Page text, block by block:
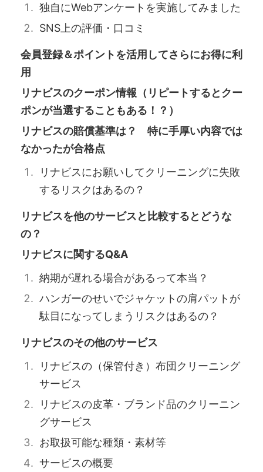
独自にWebアンケートを実施してみました
SNS上の評価・口コミ
会員登録＆ポイントを活用してさらにお得に利
用
リナビスのクーポン情報（リピートするとクー
ポンが当選することもある！？）
リナビスの賠償基準は？ 特に手厚い内容では
なかったが合格点
リナビスにお願いしてクリーニングに失敗
するリスクはあるの？
リナビスを他のサービスと比較するとどうな
の？
リナビスに関するQ&A
納期が遅れる場合があるって本当？
ハンガーのせいでジャケットの肩パットが
駄目になってしまうリスクはあるの？
リナビスのその他のサービス
リナビスの（保管付き）布団クリーニング
サービス
リナビスの皮革・ブランド品のクリーニン
グサービス
お取扱可能な種類・素材等
サービスの概要